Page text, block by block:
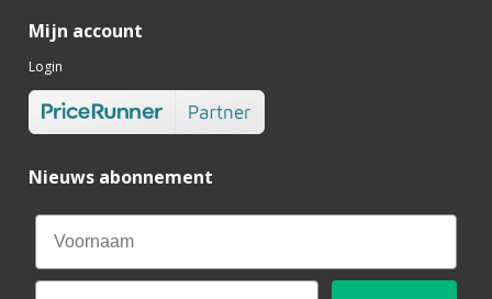
Mijn account
Login
Nieuws abonnement
Email